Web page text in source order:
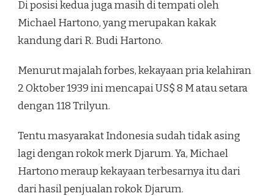
Di posisi kedua juga masih di tempati oleh
Michael Hartono, yang merupakan kakak
kandung dari R. Budi Hartono.
Menurut majalah forbes, kekayaan pria kelahiran
2 Oktober 1939 ini mencapai US$ 8 M atau setara
dengan 118 Trilyun.
Tentu masyarakat Indonesia sudah tidak asing
lagi dengan rokok merk Djarum. Ya, Michael
Hartono meraup kekayaan terbesarnya itu dari
dari hasil penjualan rokok Djarum.